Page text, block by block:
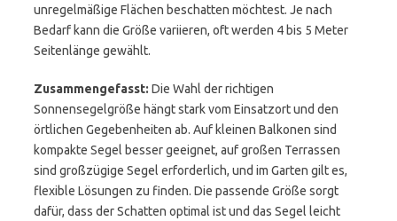
unregelmäßige Flächen beschatten möchtest. Je nach
Bedarf kann die Größe variieren, oft werden 4 bis 5 Meter
Seitenlänge gewählt.
Zusammengefasst: Die Wahl der richtigen
Sonnensegelgröße hängt stark vom Einsatzort und den
örtlichen Gegebenheiten ab. Auf kleinen Balkonen sind
kompakte Segel besser geeignet, auf großen Terrassen
sind großzügige Segel erforderlich, und im Garten gilt es,
flexible Lösungen zu finden. Die passende Größe sorgt
dafür, dass der Schatten optimal ist und das Segel leicht